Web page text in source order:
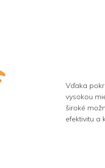
Vďaka
vysokou
široké
efektivitu a